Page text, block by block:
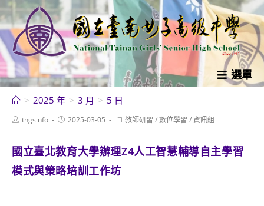
跳
轉
至
主
要
內
選單
> 2025 年 > 3 月 > 5 日
Posttngsinfo
Post2025-03-05
Post教師研習 /數位學習 /資訊組
國立臺北教育大學辦理Z4人工智慧輔導自主學習
模式與策略培訓工作坊